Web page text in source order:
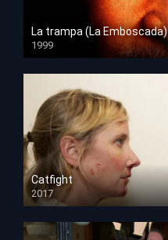
La trampa (La Emboscada)
1999
HD 1080p
Catfight
2017
HD 720p